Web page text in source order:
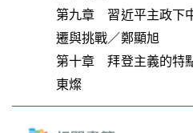
第九章 習近平主政下
遷與挑戰／鄭顯旭
第十章 拜登主義的特
東燦